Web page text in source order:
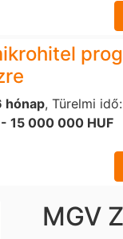
hónap, Türelmi idő:
15 000 000 HUF
MGV